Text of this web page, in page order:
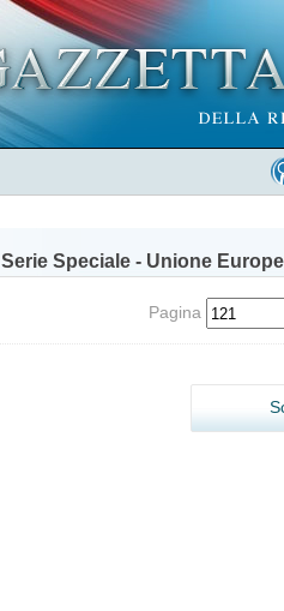
Serie Speciale - Unione
Pagina